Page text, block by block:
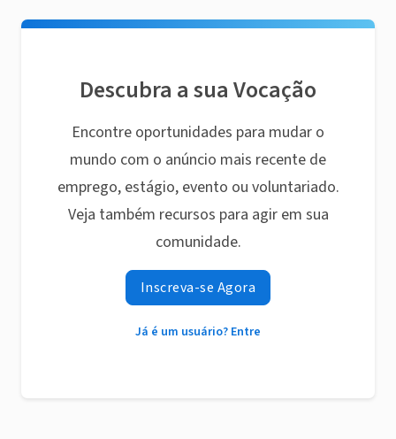
Descubra a sua Vocação
Encontre oportunidades para mudar o
mundo com o anúncio mais recente de
emprego, estágio, evento ou voluntariado.
Veja também recursos para agir em sua
comunidade.
Inscreva-se Agora
Já é um usuário? Entre